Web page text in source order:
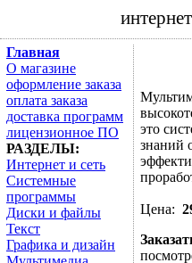
Главная
О магазине
оформление заказа
оплата заказа
доставка программ
лицензионное ПО
РАЗДЕЛЫ:
Интернет и сеть
Системные
программы
Диски и файлы
Текст
Графика и дизайн
это
знаний
Цена: